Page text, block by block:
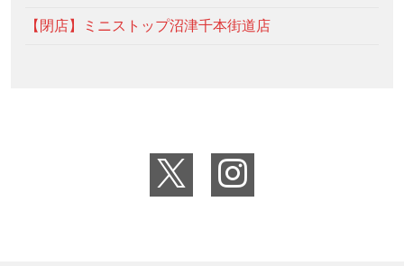
【閉店】ミニストップ沼津千本街道店